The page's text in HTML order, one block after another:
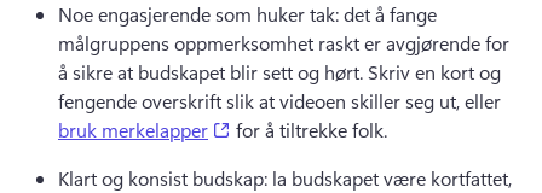
Noe engasjerende som huker tak: det å fange
målgruppens oppmerksomhet raskt er avgjørende for
å sikre at budskapet blir sett og hørt. Skriv en kort og
fengende overskrift slik at videoen skiller seg ut, eller
bruk merkelapper
(opens in a new tab)
for å tiltrekke folk.
Klart og konsist budskap: la budskapet være kortfattet,